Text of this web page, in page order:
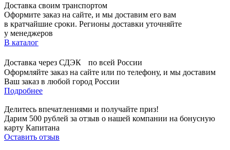
Доставка своим транспортом
Оформите заказ на сайте, и мы доставим его вам
в кратчайшие сроки. Регионы доставки уточняйте
у менеджеров
В каталог
Доставка через СДЭК по всей России
Оформляйте заказ на сайте или по телефону, и мы доставим
Ваш заказ в любой город России
Подробнее
Делитесь впечатлениями и получайте приз!
Дарим 500 рублей за отзыв о нашей компании на бонусную
карту Капитана
Оставить отзыв